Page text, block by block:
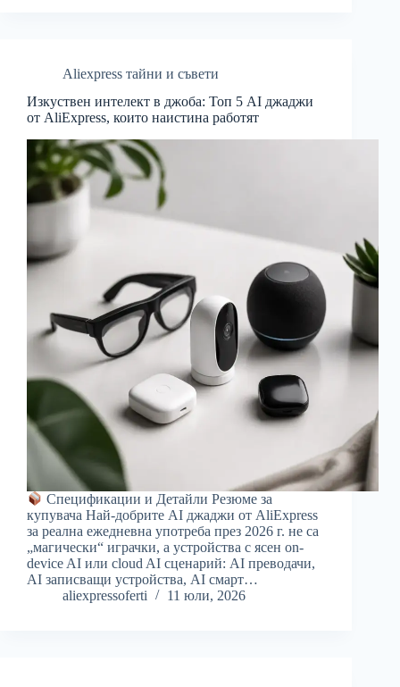
Aliexpress тайни и съвети
Изкуствен интелект в джоба: Топ 5 AI джаджи
от AliExpress, които наистина работят
Спецификации и Детайли Резюме за
купувача Най-добрите AI джаджи от AliExpress
за реална ежедневна употреба през 2026 г. не са
„магически“ играчки, а устройства с ясен on-
device AI или cloud AI сценарий: AI преводачи,
AI записващи устройства, AI смарт…
aliexpressoferti
11 юли, 2026